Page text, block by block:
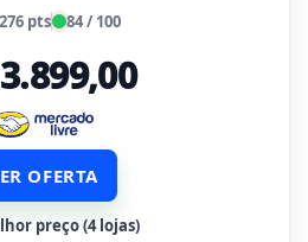
pts 84 / 100
OFERTA
preço (4 lojas)